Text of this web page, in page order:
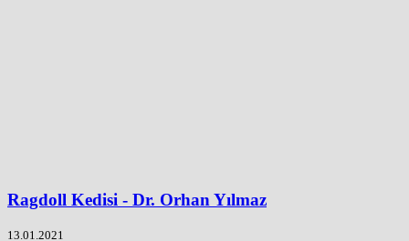
Ragdoll Kedisi - Dr. Orhan Yılmaz
13.01.2021